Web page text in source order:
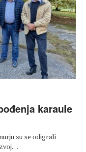
karaule
su se odigrali